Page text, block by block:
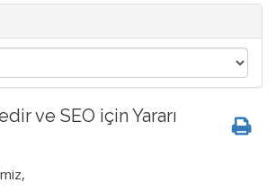
ve SEO için Yararı